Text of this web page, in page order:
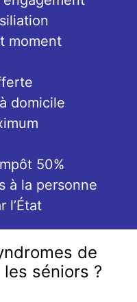
moment
domicile
50%
à la personne
l’État
de
séniors ?